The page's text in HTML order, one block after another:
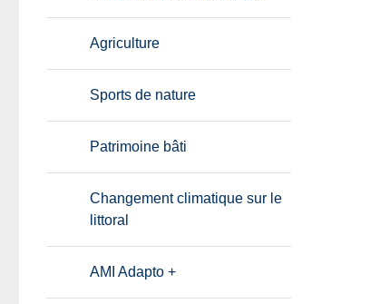
Agriculture
Sports de nature
Patrimoine bâti
Changement climatique sur le
littoral
AMI Adapto +